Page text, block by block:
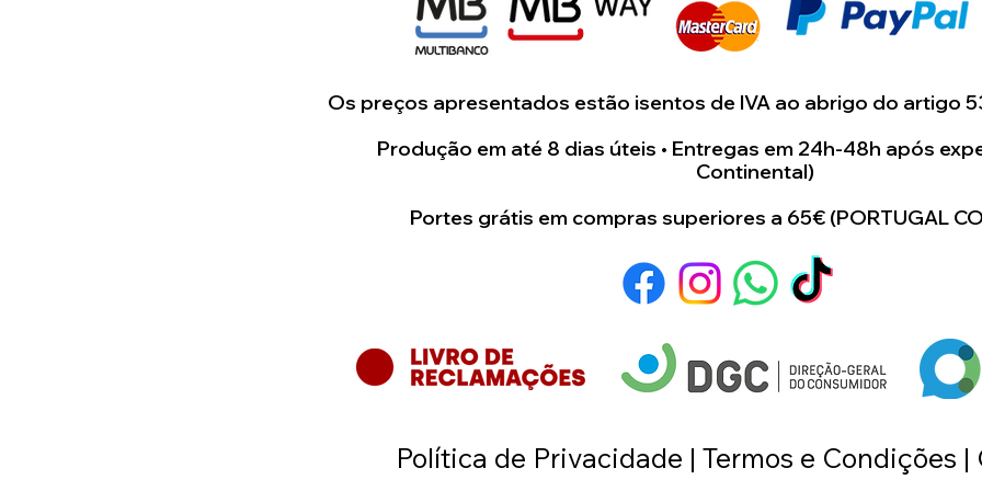
Finalize:
Dicas para um
boa
que se
(ex: se a
foto
Os preços apresentados estão isentos de IVA ao abrigo do artigo
Produção em até 8 dias úteis • Entregas em 24h-48h após
Continental)
Portes grátis em compras superiores a 65€ (PORTUGAL
Política de Privacidade | Termos e Condições |